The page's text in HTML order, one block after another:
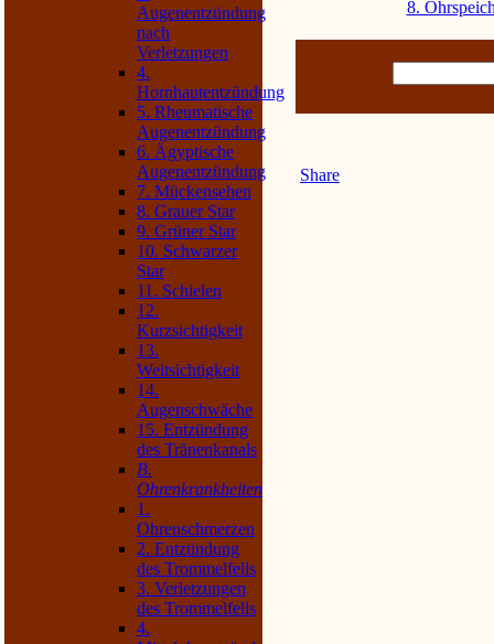
Augenentzündung
nach
Verletzungen
4.
Hornhautentzündung
5. Rheumatische
Augenentzündung
6. Ägyptische
Augenentzündung
7. Mückensehen
8. Grauer Star
9. Grüner Star
10. Schwarzer
Star
11. Schielen
12.
Kurzsichtigkeit
13.
Weitsichtigkeit
14.
Augenschwäche
15. Entzündung
des Tränenkanals
B.
Ohrenkrankheiten
1.
Ohrenschmerzen
2. Entzündung
des Trommelfells
3. Verletzungen
des Trommelfells
4.
8.
Share